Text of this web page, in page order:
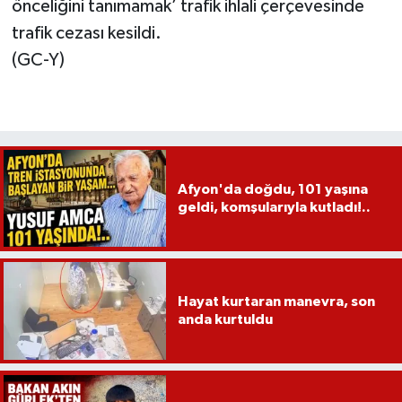
önceliğini tanımamak’ trafik ihlali çerçevesinde
trafik cezası kesildi.
(GC-Y)
Afyon'da doğdu, 101 yaşına
geldi, komşularıyla kutladı!..
Hayat kurtaran manevra, son
anda kurtuldu